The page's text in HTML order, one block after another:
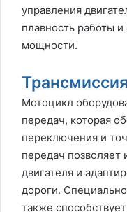
управления
плавность работы
мощности.
Мотоцикл
передач, которая
переключения и
передач позволяет
двигателя и
дороги.
также